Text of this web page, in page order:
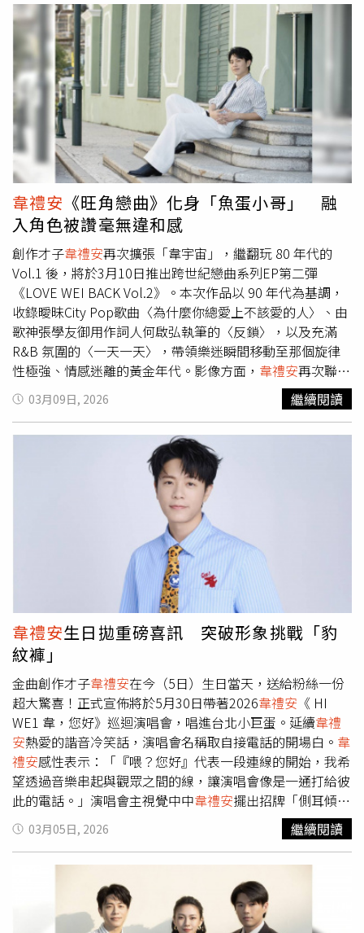
老婆安慰他是喜上加喜。（圖／侯世駿攝）
韋禮安也許願能
身體健康，透露前陣子眼皮一直跳，老婆安慰他這是「喜上
加喜」的徵兆，不過他還是會找時間去健康檢查，「畢竟奔
4了，辦演唱會不論體力或精神都有很大的消耗。」為了最
好的演出狀態， 韋禮安持續健身，甜蜜說老婆會幫他買維他
命，並稱讚他的身材一直都很好。韋禮安打算用玩起來的態
度攻蛋。（圖／侯世駿攝）相隔兩年半再攻蛋，韋禮安坦言
還是很緊張，「不知道會不會有人來看，可能是我的性格，
都會有最壞的打算。」他也搞笑說有可能在舞台上化身「舞
亡」，會用一種「玩起來」的態度挑戰小巨蛋。不過此次他
不打算邀請嘉賓，想好好享受與粉絲的時光，更預告在發完
EP後，計畫會有一張完整的專輯，希望能在今年推出。
韋禮安 《旺角戀曲》化身「魚蛋小哥」 融
入角色被讚毫無違和感
創作才子韋禮安再次擴張「韋宇宙」，繼翻玩 80 年代的
Vol.1 後，將於3月10日推出跨世紀戀曲系列EP第二彈
《LOVE WEI BACK Vol.2》。本次作品以 90 年代為基調，
收錄曖昧City Pop歌曲〈為什麼你總愛上不該愛的人〉、由
歌神張學友御用作詞人何啟弘執筆的〈反鎖〉，以及充滿
R&B 氛圍的〈一天一天〉，帶領樂迷瞬間移動至那個旋律
性極強、情感迷離的黃金年代。影像方面， 韋禮安再次聯手
破億票房導演殷振豪，並重金邀請金馬男神柯煒林、金馬最
佳新演員馬士媛，遠赴香港旺角與澳門實地拍攝，共譜音樂
短詩影集《旺角戀曲》。韋禮安更親自演出穿著白色制服的
茶餐廳「魚蛋小哥」安仔，樸素造型讓團隊驚呼毫無違和
感。他笑稱自己完全融入角色，成為男女主角感情的關鍵催
（右）親自演出茶餐廳「魚蛋小哥」安仔，與
馬士媛演出對手戲。（圖／索尼音樂提供）拍攝期間，雖然
行程緊湊，三位主演相處融洽。身為「地頭蛇」的柯煒林熱
韋禮安大讚驚豔。雖然韋禮安
支遺憾錯過探班，但他仍慷慨請全劇組大啖香港美食表達謝
意。《LOVE WEI BACK Vol.2》將於3月10日數位上架，
《旺角戀曲》影集前兩集也將於同日晚間8點同步首播。
03月09日, 2026 繼續閱讀
韋禮安生日拋重磅喜訊 突破形象挑戰「豹
紋褲」
金曲創作才子韋禮安在今（5日）生日當天，送給粉絲一份
超大驚喜！正式宣佈將於5月30日帶著2026韋禮安 《 HI
WE1 韋，您好》巡迴演唱會，唱進台北小巨蛋。延續韋禮
安熱愛的諧音冷笑話，演唱會名稱取自接電話的開場白。 韋
禮安感性表示：「『喂？您好』代表一段連線的開始，我希
望透過音樂串起與觀眾之間的線，讓演唱會像是一通打給彼
此的電話。」演唱會主視覺中中韋禮安擺出招牌「側耳傾
聽」動作，象徵傾聽粉絲心聲，並利用魚眼視角模擬話筒中
的「聲音視角」，趣味橫生。而為了呼應演唱會活潑的一
面，韋禮安在視覺拍攝中首度挑戰「豹紋褲」，意外穿出狂
野帥氣感。主視覺韋禮安
擺出招牌「側耳傾聽」動作，象徵
傾聽粉絲心聲。（圖／IMC Group Asia提供）此次演出再度
邀請蘇打綠貝斯手馨儀擔任導演，兩人默契升級。馨儀預
03月05日, 2026 繼續閱讀